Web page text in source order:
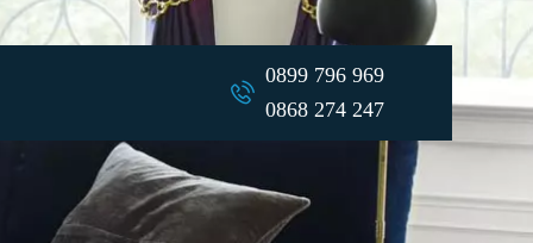
0899 796 969
0868 274 247